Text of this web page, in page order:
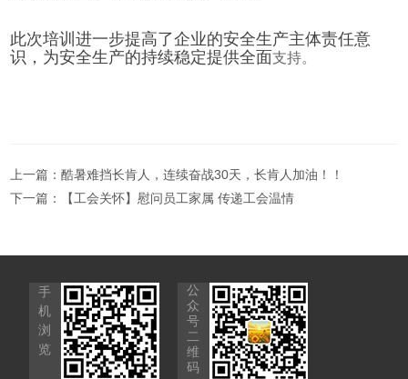
此次培训进一步提高了企业的安全生产主体责任意
识，为安全生产的持续稳定提供全面支持。
上一篇：酷暑难挡长肯人，连续奋战30天，长肯人加油！！
下一篇：
【工会关怀】慰问员工家属 传递工会温情
手
机
浏
览
公
众
号
二
维
码